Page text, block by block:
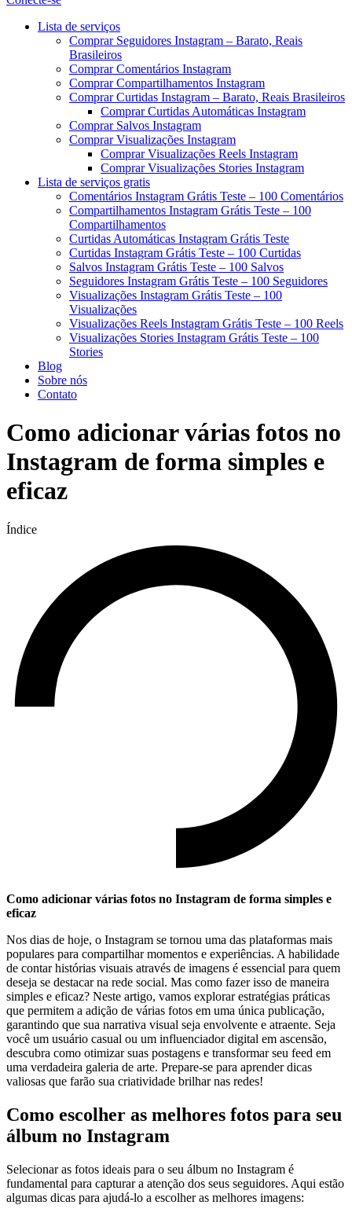
Menu
Lista de serviços
Comprar Seguidores Instagram – Barato, Reais
Brasileiros
Comprar Comentários Instagram
Comprar Compartilhamentos Instagram
Comprar Curtidas Instagram – Barato, Reais Brasileiros
Comprar Curtidas Automáticas Instagram
Comprar Salvos Instagram
Comprar Visualizações Instagram
Comprar Visualizações Reels Instagram
Comprar Visualizações Stories Instagram
Lista de serviços gratis
Comentários Instagram Grátis Teste – 100 Comentários
Compartilhamentos Instagram Grátis Teste – 100
Compartilhamentos
Curtidas Automáticas Instagram Grátis Teste
Curtidas Instagram Grátis Teste – 100 Curtidas
Salvos Instagram Grátis Teste – 100 Salvos
Seguidores Instagram Grátis Teste – 100 Seguidores
Visualizações Instagram Grátis Teste – 100
Visualizações
Visualizações Reels Instagram Grátis Teste – 100 Reels
Visualizações Stories Instagram Grátis Teste – 100
Stories
Blog
Sobre nós
Contato
Como adicionar várias fotos no
Instagram de forma simples e
eficaz
Índice
Como adicionar várias fotos no Instagram de​ forma⁣ simples e
eficaz
Nos ​dias de hoje, o Instagram se tornou uma das plataformas ​mais
populares para compartilhar momentos e experiências. A habilidade
de contar histórias visuais através ⁤de imagens é essencial⁣ para ‌quem
deseja se destacar na‌ rede social. Mas como fazer isso de maneira
simples e‌ eficaz?​ Neste artigo, vamos explorar estratégias práticas
que permitem a adição de várias fotos em uma única publicação,
garantindo ‍que sua narrativa ⁣visual seja envolvente e atraente. Seja⁤
você um usuário‌ casual‍ ou um influenciador digital‍ em ascensão,
descubra como ‍otimizar suas postagens e transformar seu feed em
uma verdadeira galeria de‌ arte. Prepare-se para ⁢aprender dicas
‌valiosas que farão sua criatividade⁢ brilhar nas redes!
Como escolher as melhores⁤ fotos para seu
⁢álbum no Instagram
Selecionar as fotos ideais para o seu‌ álbum no Instagram é
fundamental para capturar a atenção dos seus seguidores. Aqui estão
algumas⁢ dicas para ajudá-lo a ⁢escolher as melhores ⁢imagens: